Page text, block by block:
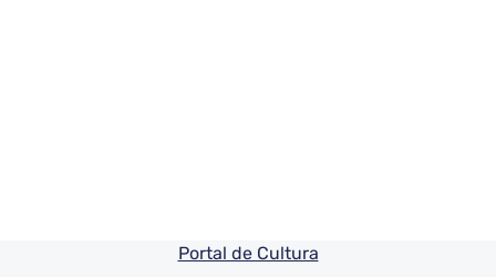
Pie de pagina información
Portal de Cultura